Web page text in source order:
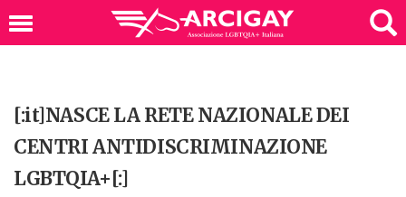
[:it]NASCE LA RETE NAZIONALE DEI
CENTRI ANTIDISCRIMINAZIONE
LGBTQIA+[:]